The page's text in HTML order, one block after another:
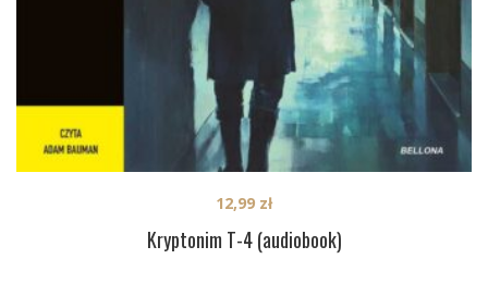
Kryptonim T-4 (audiobook)
12,99 zł